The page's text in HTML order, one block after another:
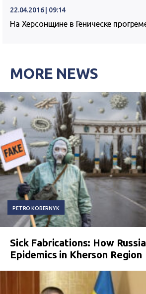
22.04.2016 | 09:14
На Херсонщине в Геническе
MORE NEWS
PETRO KOBERNYK
Sick Fabrications: How
Epidemics in Kherson Region